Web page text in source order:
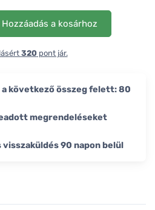
Hozzáadás a kosárhoz
320pont jár.
következő összeg felett: 80
megrendeléseket
90 napon belül